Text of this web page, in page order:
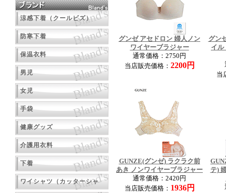
涼感下着（クールビズ）
防寒下着
保温衣料
男児
女児
手袋
健康グッズ
介護用衣料
下着
ワイシャツ（カッターシャ
グンゼ アセドロン 婦人ノン
ワイヤーブラジャー
通常価格：2750円
当店販売価格： 2200円
グン
イル
当
GUNZE(グンゼ) ラクラク前
あき ノンワイヤーブラジャー
通常価格：2420円
当店販売価格： 1936円
テ)